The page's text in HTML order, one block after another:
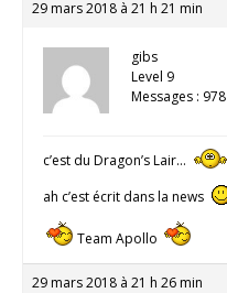
29 mars 2018 à 21 h 21 min
gibs
Level 9
Messages : 978
c’est du Dragon’s Lair…
ah c’est écrit dans la news
Team Apollo
29 mars 2018 à 21 h 26 min